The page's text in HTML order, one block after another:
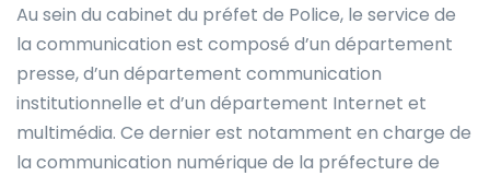
Au sein du cabinet du préfet de Police, le service de
la communication est composé d’un département
presse, d’un département communication
institutionnelle et d’un département Internet et
multimédia. Ce dernier est notamment en charge de
la communication numérique de la préfecture de